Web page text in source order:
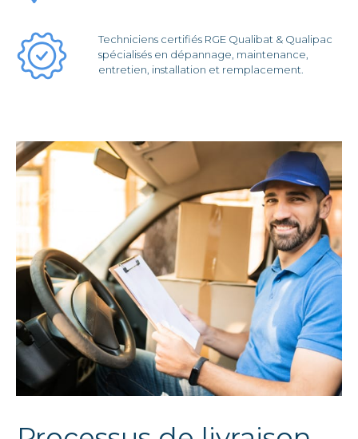
Techniciens certifiés RGE Qualibat & Qualipac
spécialisés en dépannage, maintenance,
entretien, installation et remplacement.